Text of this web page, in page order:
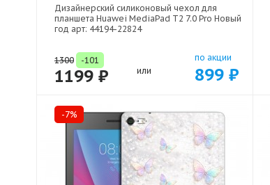
Дизайнерский силиконовый чехол для
планшета Huawei MediaPad T2 7.0 Pro Новый
год арт: 44194-22824
1300 -101
1199 ₽ или
по акции
899 ₽
-7%